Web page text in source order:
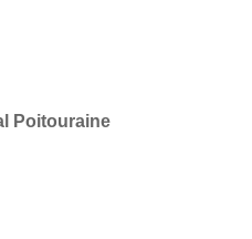
Poitouraine